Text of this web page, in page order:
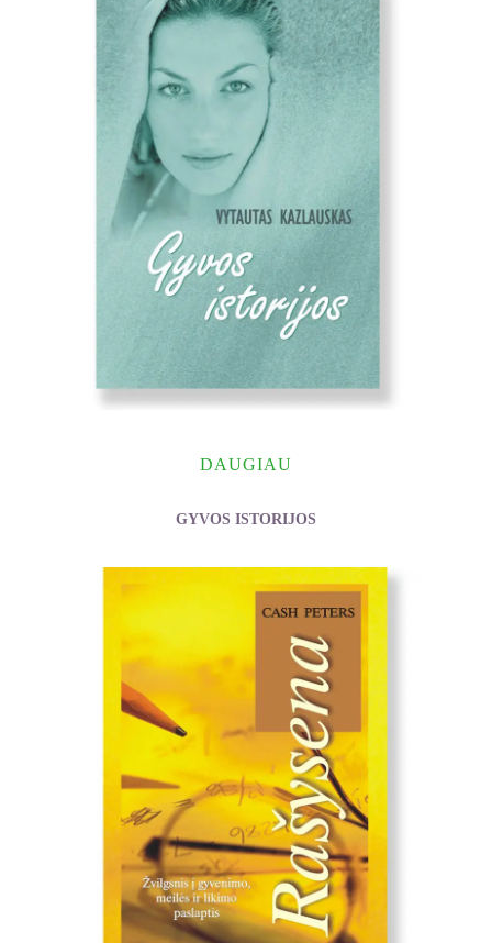
DAUGIAU
GYVOS ISTORIJOS
Kazlauskas Vytautas